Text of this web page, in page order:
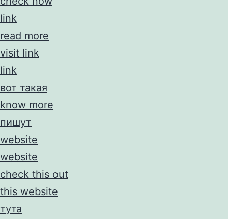
link
read more
visit link
link
вот такая
know more
пишут
website
website
check this out
this website
тута